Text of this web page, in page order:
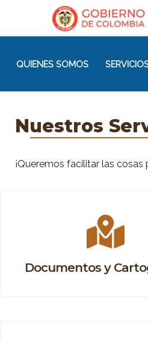
QUIENES SOMOS
Nuestros
¡Queremos facilitar las cosas
Documentos y